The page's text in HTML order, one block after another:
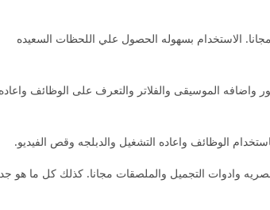
مجانا. الاستخدام بسهوله الحصول علي اللحظات السعيده
الموسيقى والفلاتر والتعرف على الوظائف واعاده
الوظائف واعاده التشغيل والدبلجه وقص الفيديو.
وادوات التجميل والملصقات مجانا. كذلك كل ما هو